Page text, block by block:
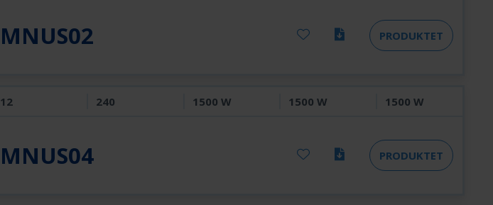
MNUS02 PRODUKTET
12 240 1500 W 1500 W 1500 W
MNUS04 PRODUKTET